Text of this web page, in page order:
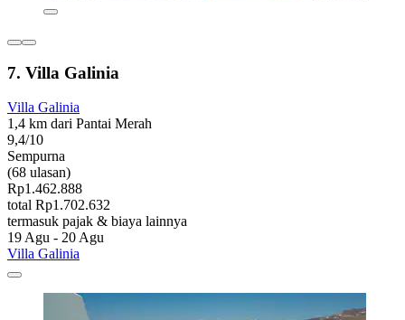
7. Villa Galinia
Villa Galinia
1,4 km dari Pantai Merah
9,4/10
Sempurna
(68 ulasan)
Rp1.462.888
total Rp1.702.632
termasuk pajak & biaya lainnya
19 Agu - 20 Agu
Villa Galinia